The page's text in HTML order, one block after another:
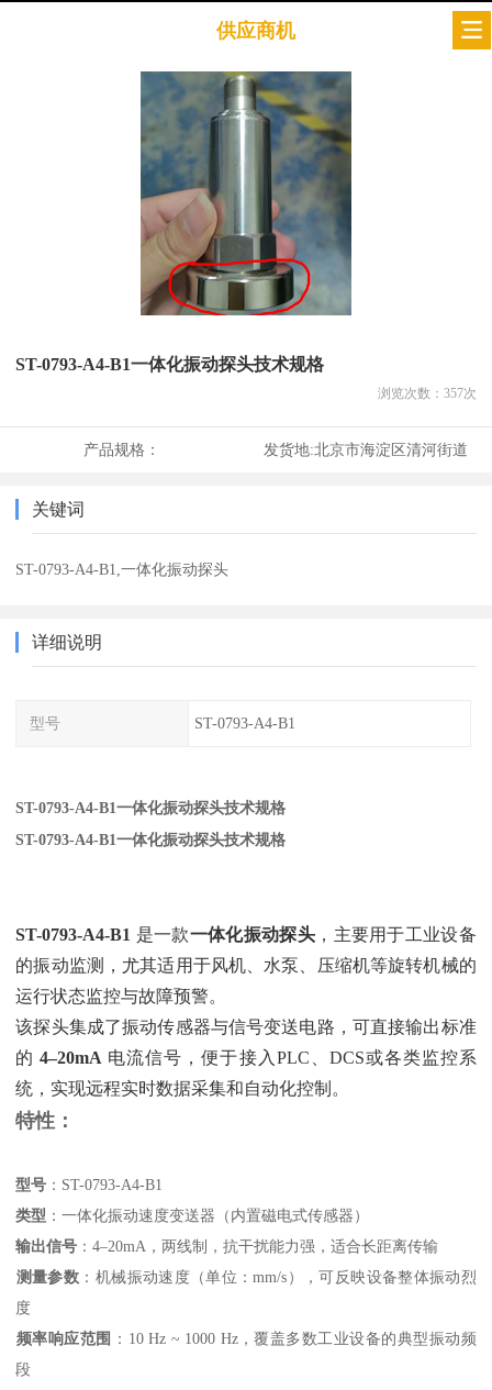
供应商机
ST-0793-A4-B1一体化振动探头技术规格
浏览次数： 357次
产品规格： 发货地:北京市海淀区清河街道
关键词
ST-0793-A4-B1,一体化振动探头
详细说明
型号 ST-0793-A4-B1
ST-0793-A4-B1一体化振动探头技术规格
ST-0793-A4-B1一体化振动探头技术规格
ST-0793-A4-B1 ‌ 是一款‌一体化振动探头‌，主要用于工业设备
的振动监测，尤其适用于风机、水泵、压缩机等旋转机械的
运行状态监控与故障预警。
该探头集成了振动传感器与信号变送电路，可直接输出标准
的 ‌4–20mA ‌ 电流信号，便于接入PLC、DCS或各类监控系
统，实现远程实时数据采集和自动化控制。
特性：
型号 ‌：ST-0793-A4-B1
类型 ‌：一体化振动速度变送器（内置磁电式传感器）
输出信号 ‌：4–20mA，两线制，抗干扰能力强，适合长距离传输
测量参数 ‌：机械振动速度（单位：mm/s），可反映设备整体振动烈
度
频率响应范围 ‌：10 Hz ~ 1000 Hz，覆盖多数工业设备的典型振动频
段